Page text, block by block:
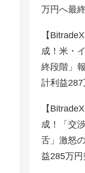
万円へ最
【
成！米・
終段階」
計利益287
【
成！「交
舌」激怒
益285万円